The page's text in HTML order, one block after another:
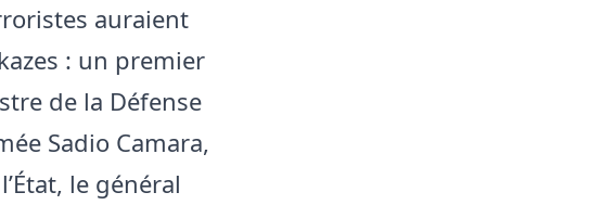
auraient
: un premier
de la Défense
Sadio Camara,
le général